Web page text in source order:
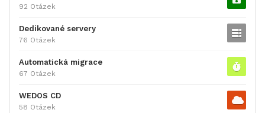
92 Otázek
Dedikované servery
76 Otázek
Automatická migrace
67 Otázek
WEDOS CD
58 Otázek